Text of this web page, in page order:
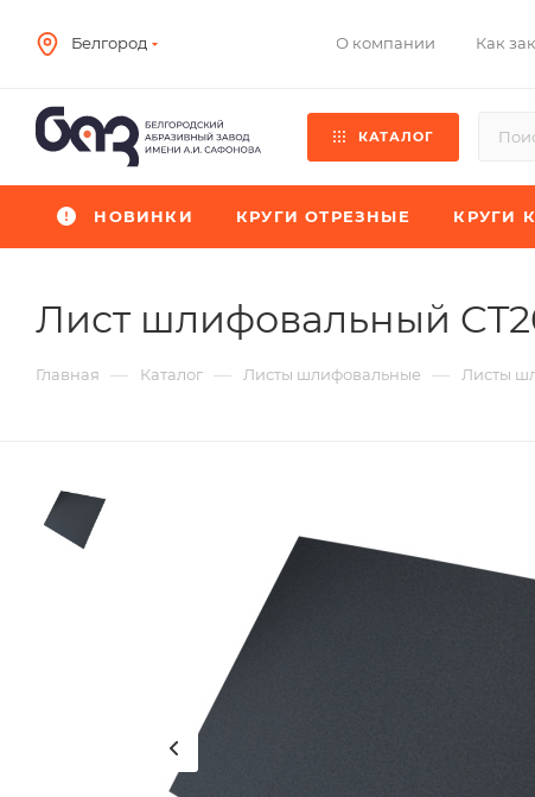
Белгород О компании Как
КАТАЛОГ
НОВИНКИ КРУГИ ОТРЕЗНЫЕ КРУГИ
Лист шлифовальный
Главная — Каталог — Листы шлифовальные — Листы